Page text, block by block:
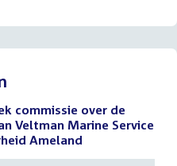
commissie over de
Veltman Marine Service
Ameland